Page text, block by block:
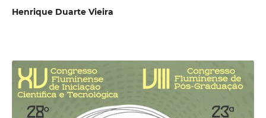
Henrique Duarte Vieira